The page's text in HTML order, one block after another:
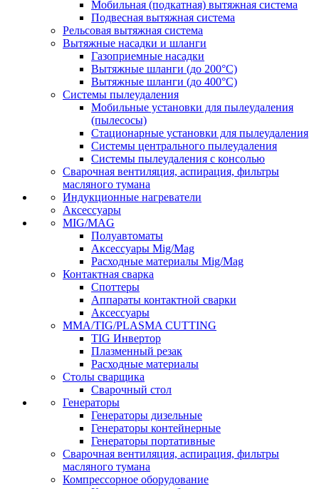
Мобильная (подкатная) вытяжная система
Подвесная вытяжная система
Рельсовая вытяжная система
Вытяжные насадки и шланги
Газоприемные насадки
Вытяжные шланги (до 200°C)
Вытяжные шланги (до 400°C)
Системы пылеудаления
Мобильные установки для пылеудаления
(пылесосы)
Стационарные установки для пылеудаления
Системы центрального пылеудаления
Системы пылеудаления с консолью
Сварочная вентиляция, аспирация, фильтры
масляного тумана
Индукционные нагреватели
Аксессуары
MIG/MAG
Полуавтоматы
Аксессуары Mig/Mag
Расходные материалы Mig/Mag
Контактная сварка
Споттеры
Аппараты контактной сварки
Аксессуары
MMA/TIG/PLASMA CUTTING
TIG Инвертор
Плазменный резак
Расходные материалы
Столы сварщика
Сварочный стол
Генераторы
Генераторы дизельные
Генераторы контейнерные
Генераторы портативные
Сварочная вентиляция, аспирация, фильтры
масляного тумана
Компрессорное оборудование